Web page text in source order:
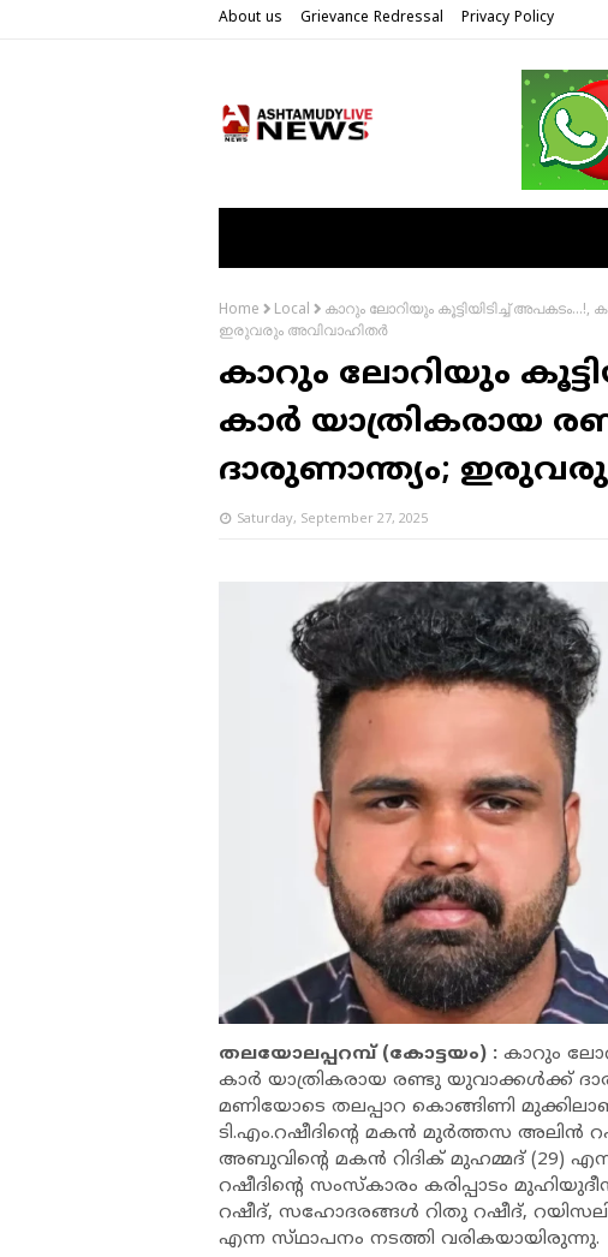
About us Grievance Redressal Privacy Policy
Home Local
കാറും ലോറിയും കൂട്ടിയിടിച്ച്
ഇരുവരും അവിവാഹിതർ
കാറും ലോറിയും
കാർ യാത്രികരായ
ദാരുണാന്ത്യം;
Saturday, September 27, 2025
തലയോലപ്പറമ്പ് (കോട്ടയം) : കാറും
കാർ യാത്രികരായ രണ്ടു യുവാക്കൾക്ക്
മണിയോടെ തലപ്പാറ കൊങ്ങിണി
ടി.എം.റഷീദിന്റെ മകൻ മുർത്തസ അലിൻ
അബുവിന്റെ മകൻ റിദിക് മുഹമ്മദ് (29)
റഷീദിന്റെ സംസ്‌കാരം കരിപ്പാടം
റഷീദ്, സഹോദരങ്ങൾ റിതു റഷീദ്,
എന്ന സ്‌ഥാപനം നടത്തി വരികയായിരുന്നു.